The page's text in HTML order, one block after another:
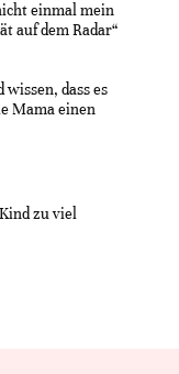
einmal mein
auf dem Radar“
wissen, dass es
Mama einen
zu viel